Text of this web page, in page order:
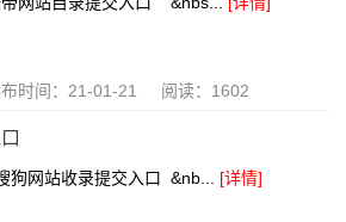
时间：21-01-21 阅读：1602
狗网站收录提交入口 &nb... [详情]